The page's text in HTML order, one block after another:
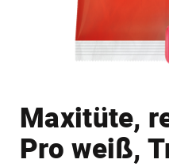
Maxitüte,
Pro weiß,